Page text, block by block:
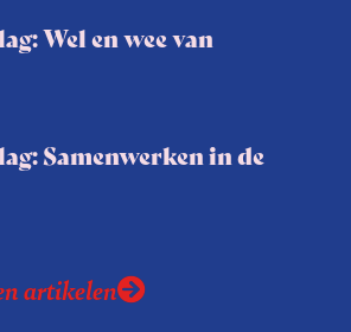
Wel en wee van
Samenwerken in de
artikelen